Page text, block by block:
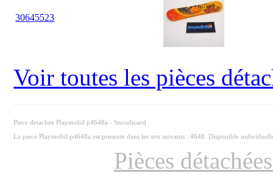
30645523
Voir toutes les pièces
Piece detachee Playmobil p4648a - Snowboard
La piece Playmobil p4648a est presente dans les sets suivants : 4648. Disponible
Pièces